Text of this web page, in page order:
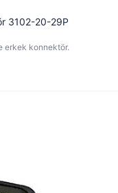
3102-20-29P
erkek konnektör.